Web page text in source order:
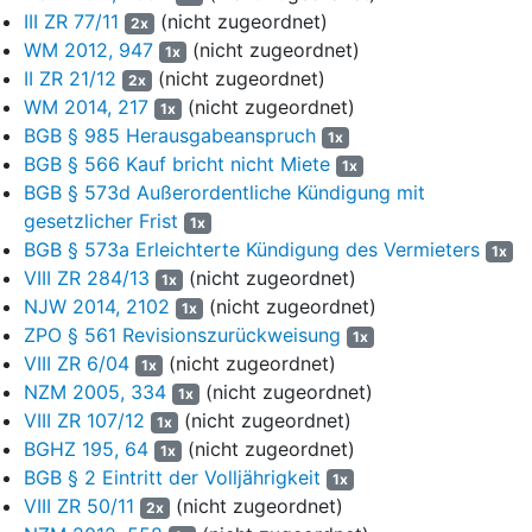
Räumungsanspruch stützten sie mit Schriftsatz vom 2. April
2013 - der Beklagten am 8. April 2013 zugestellt - auch auf diese
Kündigung. Die Beklagte zahlte die ausstehenden Mieten
während des Berufungsverfahrens an die Kläger, nämlich für
April und Mai 2012 am 4. April 2013 und für Juni 2012 am 29.
Mai 2013.
5
Die Kläger haben mit ihrer Klage ursprünglich die Räumung
des Hauses sowie die Zahlung der Miete für die Monate
Januar bis Mai 2012 nebst vorgerichtlichen
Rechtsanwaltskosten und Zinsen verlangt. Das Amtsgericht hat
die Klage abgewiesen. Auf die hiergegen gerichtete Berufung hat
das Landgericht bezüglich der Zahlung der Miete für die Monate
April und Mai 2012 die Erledigung der Hauptsache festgestellt
und die Beklagte verurteilt, auf den für erledigt erklärten Teil
entfallende Zinsen und vorgerichtliche Rechtsanwaltskosten zu
zahlen, und hat die Klagabweisung im Übrigen bestätigt. Mit der
vom Berufungsgericht zugelassenen Revision verfolgen die
Kläger den Räumungsanspruch weiter.
III ZR 77/11
2x (nicht zugeordnet)
WM 2012, 947
1x (nicht zugeordnet)
II ZR 21/12
2x (nicht zugeordnet)
WM 2014, 217
1x (nicht zugeordnet)
BGB § 985 Herausgabeanspruch
1x
BGB § 566 Kauf bricht nicht Miete 1x
BGB § 573d Außerordentliche Kündigung mit
gesetzlicher Frist
1x
BGB § 573a Erleichterte Kündigung des Vermieters 1x
VIII ZR 284/13 1x (nicht zugeordnet)
NJW 2014, 2102
1x (nicht zugeordnet)
ZPO § 561 Revisionszurückweisung
1x
VIII ZR 6/04 1x (nicht zugeordnet)
NZM 2005, 334
1x (nicht zugeordnet)
VIII ZR 107/12
1x (nicht zugeordnet)
BGHZ 195, 64
1x (nicht zugeordnet)
BGB § 2 Eintritt der Volljährigkeit
1x
VIII ZR 50/11 2x (nicht zugeordnet)